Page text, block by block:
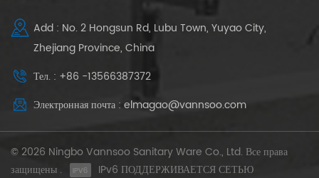
Add : No. 2 Hongsun Rd, Lubu Town, Yuyao City,
Zhejiang Province, China
Тел. : +86 -13566387372
Электронная почта : elmagao@vannsoo.com
© 2026 Ningbo Vannsoo Sanitary Ware Co., Ltd. Все права
защищены .
IPv6 ПОДДЕРЖИВАЕТСЯ СЕТЬЮ